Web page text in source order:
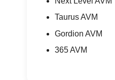
Taurus AVM
Gordion AVM
365 AVM